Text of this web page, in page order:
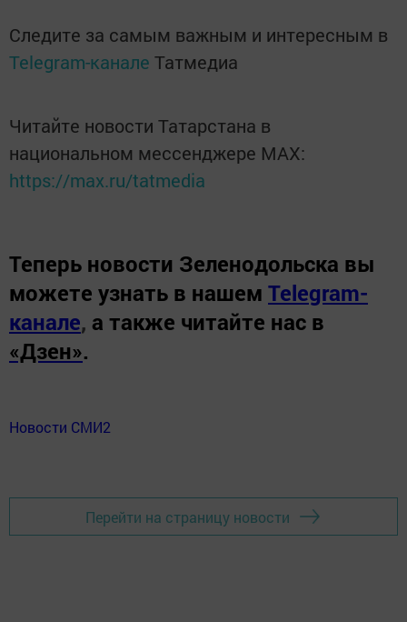
Следите за самым важным и интересным в
Telegram-канале Татмедиа
Читайте новости Татарстана в
национальном мессенджере MАХ:
https://max.ru/tatmedia
Теперь новости Зеленодольска вы
можете узнать в нашем Telegram-
канале, а также читайте нас в
«Дзен».
Новости СМИ2
Перейти на страницу новости